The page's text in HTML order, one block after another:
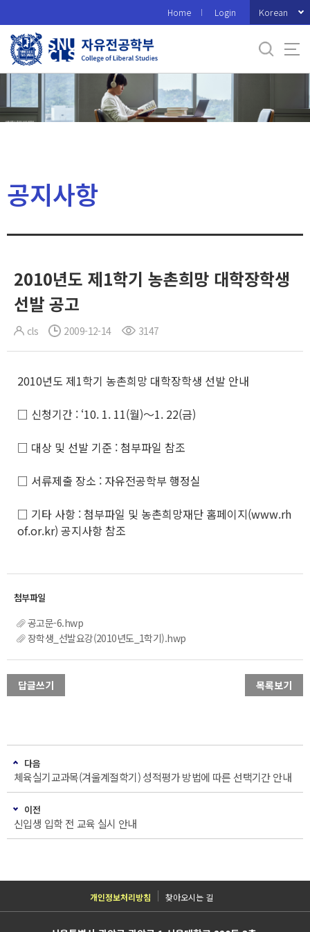
로
메
Home Login Korean
공지사항
2010년도 제1학기 농촌희망 대학장학생
선발 공고
cls 2009-12-14 3147
2010년도 제1학기 농촌희망 대학장학생 선발 안내
□ 신청기간 : ‘10. 1. 11(월)～1. 22(금)
□ 대상 및 선발 기준 : 첨부파일 참조
□ 서류제출 장소 : 자유전공학부 행정실
□ 기타 사항 : 첨부파일 및 농촌희망재단 홈페이지(www.rh
of.or.kr) 공지사항 참조
공고문-6.hwp
장학생_선발요강(2010년도_1학기).hwp
답글쓰기 목록보기
다음
체육실기교과목(겨울계절학기) 성적평가 방법에 따른 선택기간 안내
이전
신입생 입학 전 교육 실시 안내
개인정보처리방침 찾아오시는 길